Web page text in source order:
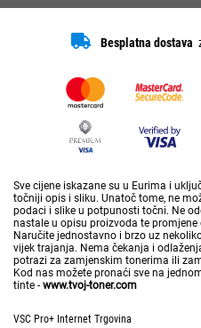
Besplatna dostava
Sve cijene iskazane su u Eurima i
točniji opis i sliku. Unatoč tome, ne
podaci i slike u potpunosti točni. Ne
nastale u opisu proizvoda te
Naručite jednostavno i brzo uz
vijek trajanja. Nema čekanja i
potrazi za zamjenskim tonerima ili
Kod nas možete pronaći sve na
tinte - www.tvoj-toner.com
VSC Pro+ Internet Trgovina